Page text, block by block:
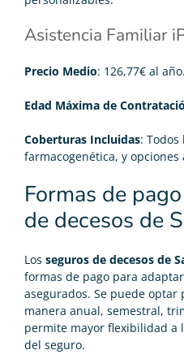
Asistencia Familiar
Precio Medio: 126,77€ al año.
Edad Máxima de
Coberturas Incluidas: Todos
farmacogenética, y opciones
Formas de
de decesos de
Los seguros de decesos de
formas de pago para
asegurados. Se puede
manera anual, semestral,
permite mayor flexibilidad a
del seguro.